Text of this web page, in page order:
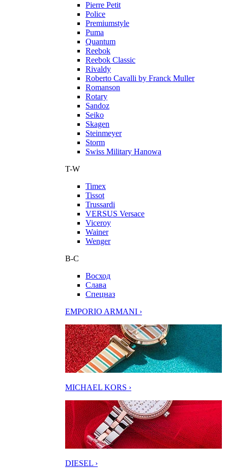
Pierre Petit
Police
Premiumstyle
Puma
Quantum
Reebok
Reebok Classic
Rivaldy
Roberto Cavalli by Franck Muller
Romanson
Rotary
Sandoz
Seiko
Skagen
Steinmeyer
Storm
Swiss Military Hanowa
T-W
Timex
Tissot
Trussardi
VERSUS Versace
Viceroy
Wainer
Wenger
В-С
Восход
Слава
Спецназ
EMPORIO ARMANI ›
MICHAEL KORS ›
DIESEL ›